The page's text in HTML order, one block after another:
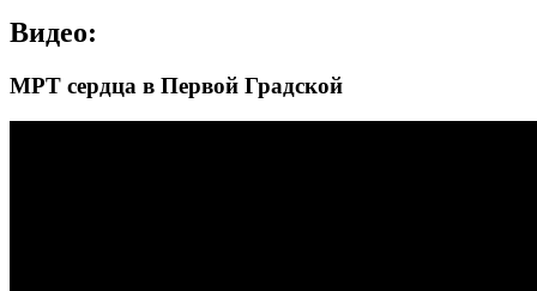
Видео:
МРТ сердца в Первой Градской